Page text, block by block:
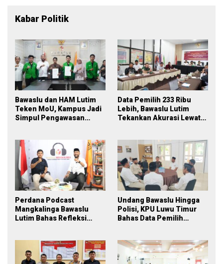
Kabar Politik
Bawaslu dan HAM Lutim
Teken MoU, Kampus Jadi
Simpul Pengawasan
Data Pemilih 233 Ribu
Lebih, Bawaslu Lutim
Tekankan Akurasi Lewat
Perdana Podcast
Mangkalinga Bawaslu
Lutim Bahas Refleksi
Undang Bawaslu Hingga
Polisi, KPU Luwu Timur
Bahas Data Pemilih